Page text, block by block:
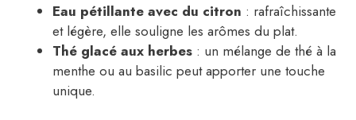
Eau pétillante avec du citron : rafraîchissante
et légère, elle souligne les arômes du plat.
Thé glacé aux herbes : un mélange de thé à la
menthe ou au basilic peut apporter une touche
unique.